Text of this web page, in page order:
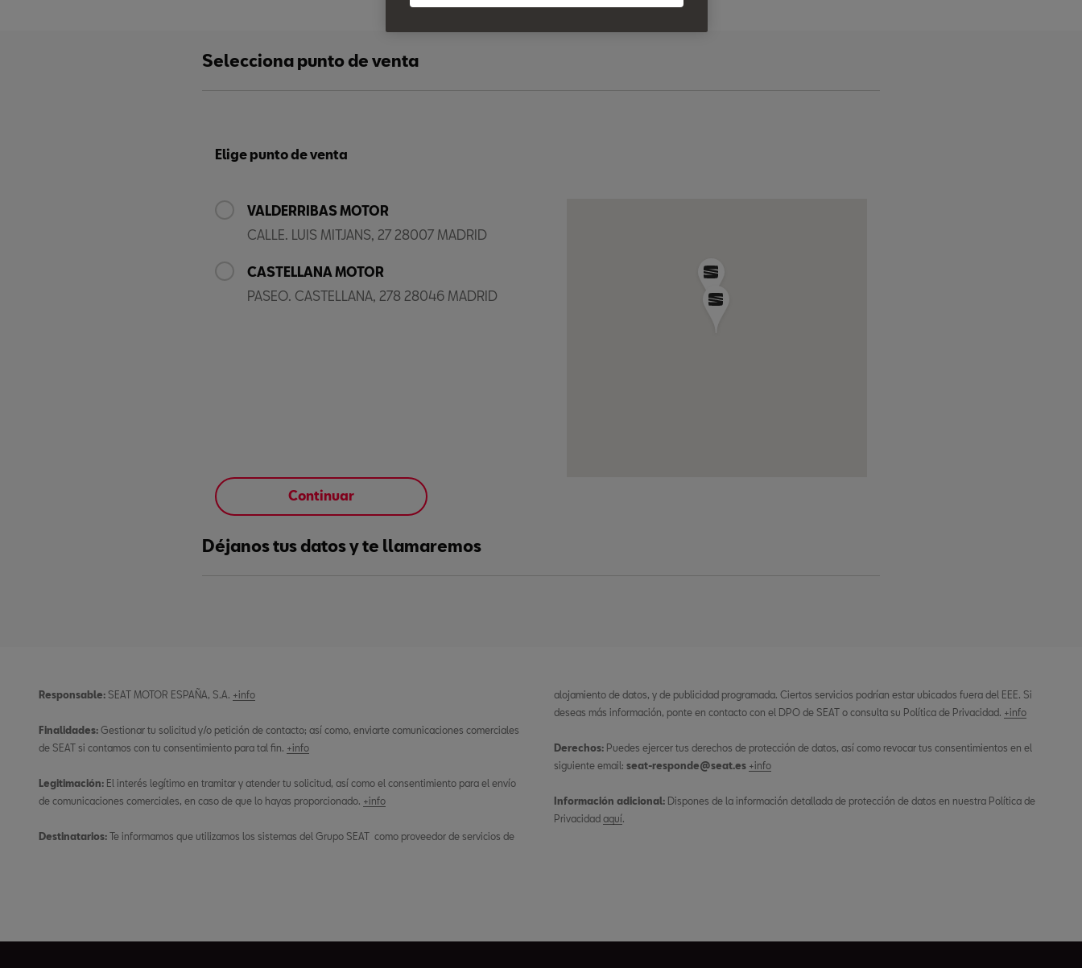
Selecciona punto de venta
Elige punto de venta
VALDERRIBAS MOTOR
CALLE. LUIS MITJANS, 27 28007 MADRID
CASTELLANA MOTOR
PASEO. CASTELLANA, 278 28046 MADRID
Continuar
Déjanos tus datos y te llamaremos
Responsable: SEAT MOTOR ESPAÑA, S.A. +info
Finalidades: Gestionar tu solicitud y/o petición de contacto; así como, enviarte comunicaciones comerciales
de SEAT si contamos con tu consentimiento para tal fin. +info
Legitimación: El interés legítimo en tramitar y atender tu solicitud, así como el consentimiento para el envío
de comunicaciones comerciales, en caso de que lo hayas proporcionado. +info
Destinatarios: Te informamos que utilizamos los sistemas del Grupo SEAT como proveedor de servicios de
alojamiento de datos, y de publicidad programada. Ciertos servicios podrían estar ubicados fuera del EEE. Si
deseas más información, ponte en contacto con el DPO de SEAT o consulta su Política de Privacidad. +info
Derechos: Puedes ejercer tus derechos de protección de datos, así como revocar tus consentimientos en el
siguiente email: seat-responde@seat.es +info
Información adicional: Dispones de la información detallada de protección de datos en nuestra Política de
Privacidad aquí.